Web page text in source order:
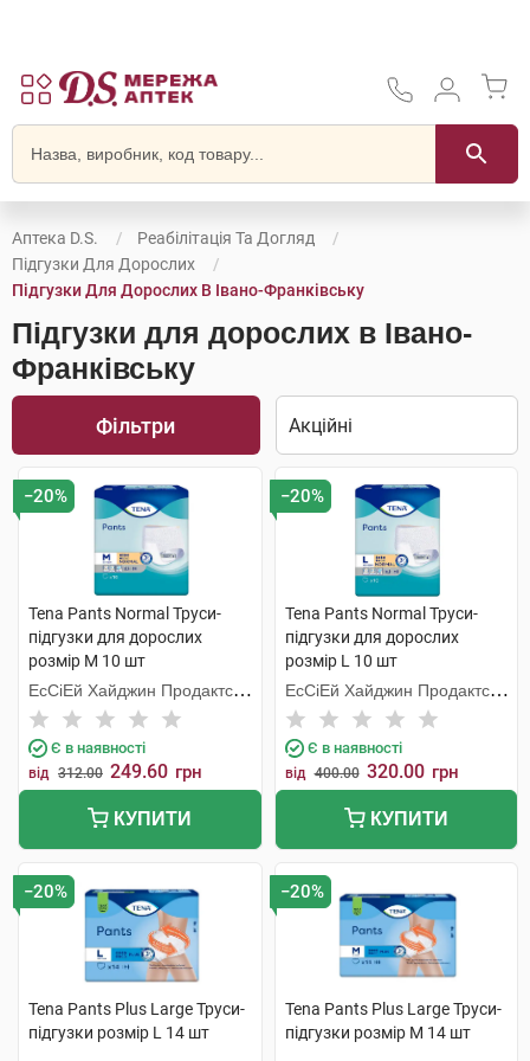
Аптека D.S.
Реабілітація Та Догляд
Підгузки Для Дорослих
Підгузки Для Дорослих В Івано-Франківську
Підгузки для дорослих в Івано-
Франківську
Фільтри
−20%
Tena Pants Normal Труси-
підгузки для дорослих
розмір M 10 шт
ЕсСіЕй Хайджин Продактс
Хугезанд
Є в наявності
від 312.00 249.60 грн
КУПИТИ
−20%
Tena Pants Normal Труси-
підгузки для дорослих
розмір L 10 шт
ЕсСіЕй Хайджин Продактс
Хугезанд
Є в наявності
від 400.00 320.00 грн
КУПИТИ
−20%
Tena Pants Plus Large Труси-
підгузки розмір L 14 шт
−20%
Tena Pants Plus Large Труси-
підгузки розмір M 14 шт